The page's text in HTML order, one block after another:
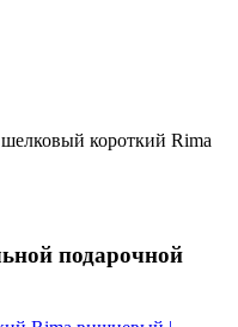
короткий Rima
подарочной